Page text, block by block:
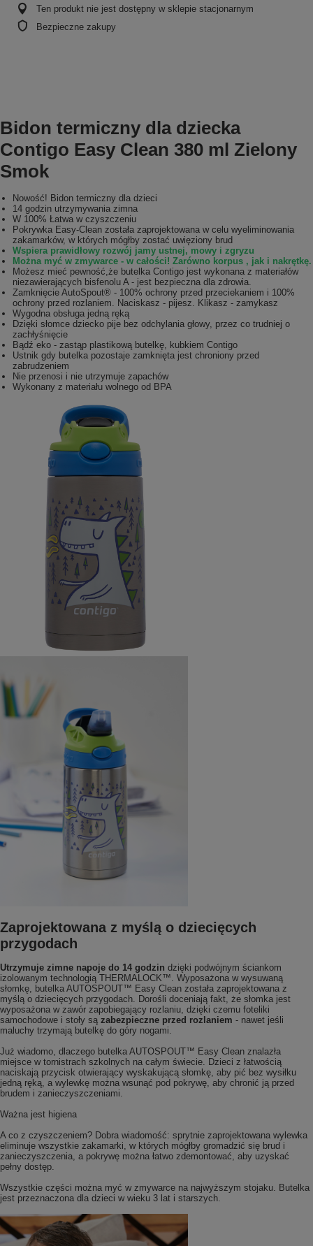
Ten produkt nie jest dostępny w sklepie stacjonarnym
Bezpieczne zakupy
Bidon termiczny dla dziecka
Contigo Easy Clean 380 ml Zielony
Smok
Nowość! Bidon termiczny dla dzieci
14 godzin utrzymywania zimna
W 100% Łatwa w czyszczeniu
Pokrywka Easy-Clean została zaprojektowana w celu wyeliminowania
zakamarków, w których mógłby zostać uwięziony brud
Wspiera prawidłowy rozwój jamy ustnej, mowy i zgryzu
Można myć w zmywarce - w całości! Zarówno korpus , jak i nakrętkę.
Możesz mieć pewność,że butelka Contigo jest wykonana z materiałów
niezawierających bisfenolu A - jest bezpieczna dla zdrowia.
Zamknięcie AutoSpout® - 100% ochrony przed przeciekaniem i 100%
ochrony przed rozlaniem. Naciskasz - pijesz. Klikasz - zamykasz
Wygodna obsługa jedną ręką
Dzięki słomce dziecko pije bez odchylania głowy, przez co trudniej o
zachłyśnięcie
Bądź eko - zastąp plastikową butelkę, kubkiem Contigo
Ustnik gdy butelka pozostaje zamknięta jest chroniony przed
zabrudzeniem
Nie przenosi i nie utrzymuje zapachów
Wykonany z materiału wolnego od BPA
Zaprojektowana z myślą o dziecięcych
przygodach
Utrzymuje zimne napoje do 14 godzin dzięki podwójnym ściankom
izolowanym technologią THERMALOCK™. Wyposażona w wysuwaną
słomkę, butelka AUTOSPOUT™ Easy Clean została zaprojektowana z
myślą o dziecięcych przygodach. Dorośli doceniają fakt, że słomka jest
wyposażona w zawór zapobiegający rozlaniu, dzięki czemu foteliki
samochodowe i stoły są zabezpieczne przed rozlaniem - nawet jeśli
maluchy trzymają butelkę do góry nogami.
Już wiadomo, dlaczego butelka AUTOSPOUT™ Easy Clean znalazła
miejsce w tornistrach szkolnych na całym świecie. Dzieci z łatwością
naciskają przycisk otwierający wyskakującą słomkę, aby pić bez wysiłku
jedną ręką, a wylewkę można wsunąć pod pokrywę, aby chronić ją przed
brudem i zanieczyszczeniami.
Ważna jest higiena
A co z czyszczeniem? Dobra wiadomość: sprytnie zaprojektowana wylewka
eliminuje wszystkie zakamarki, w których mógłby gromadzić się brud i
zanieczyszczenia, a pokrywę można łatwo zdemontować, aby uzyskać
pełny dostęp.
Wszystkie części można myć w zmywarce na najwyższym stojaku. Butelka
jest przeznaczona dla dzieci w wieku 3 lat i starszych.